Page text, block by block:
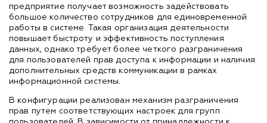
предприятие получает возможность задействовать
большое количество сотрудников для единовременной
работы в системе. Такая организация деятельности
повышает быстроту и эффективность поступления
данных, однако требует более четкого разграничения
для пользователей прав доступа к информации и наличия
дополнительных средств коммуникации в рамках
информационной системы.
В конфигурации реализован механизм разграничения
прав путем соответствующих настроек для групп